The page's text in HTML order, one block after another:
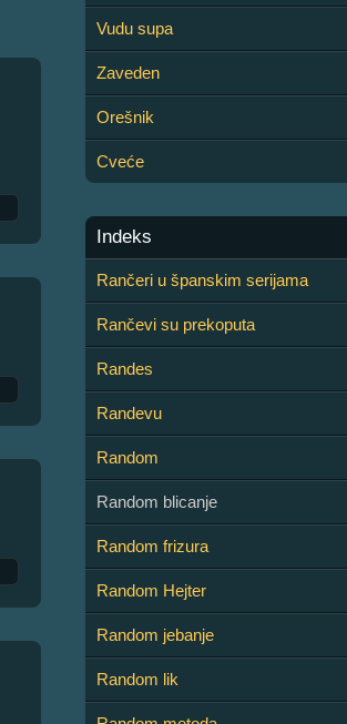
Vudu supa
Zaveden
Orešnik
Cveće
Indeks
Rančeri u španskim serijama
Rančevi su prekoputa
Randes
Randevu
Random
Random blicanje
Random frizura
Random Hejter
Random jebanje
Random lik